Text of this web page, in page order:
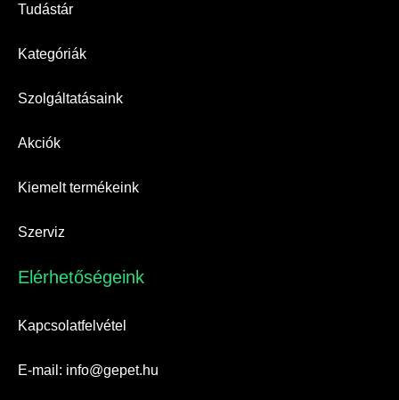
Tudástár
Kategóriák
Szolgáltatásaink
Akciók
Kiemelt termékeink
Szerviz
Elérhetőségeink​
Kapcsolatfelvétel
E-mail: info@gepet.hu